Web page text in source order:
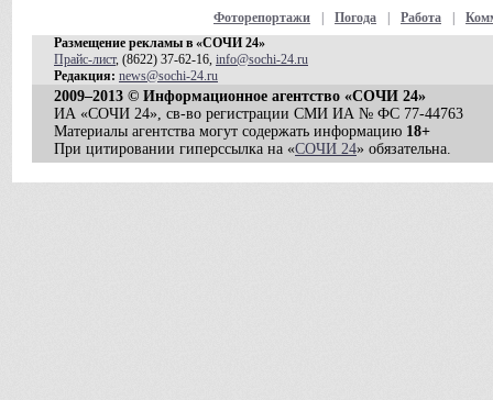
Фоторепортажи Погода Работа
Размещение рекламы в «СОЧИ 24»
Прайс-лист, (8622) 37-62-16, info@sochi-24.ru
Редакция: news@sochi-24.ru
2009–2013 © Информационное агентство «СОЧИ 24»
ИА «СОЧИ 24», св-во регистрации СМИ ИА № ФС 77-44763
Материалы агентства могут содержать информацию 18+
При цитировании гиперссылка на «СОЧИ 24» обязательна.